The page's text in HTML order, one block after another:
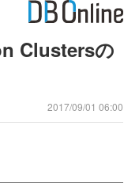
Clustersの
2017/09/01 06:00